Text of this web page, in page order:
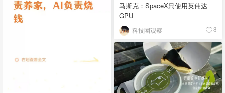
马斯克：SpaceX只使用英伟达
GPU
科技圈观察 8